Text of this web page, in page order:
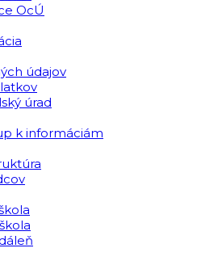
OcÚ
údajov
úrad
k informáciám